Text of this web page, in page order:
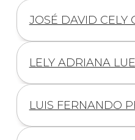
Información
JOSÉ DAVID CELY
Información
LELY ADRIANA
Información
LUIS FERNANDO